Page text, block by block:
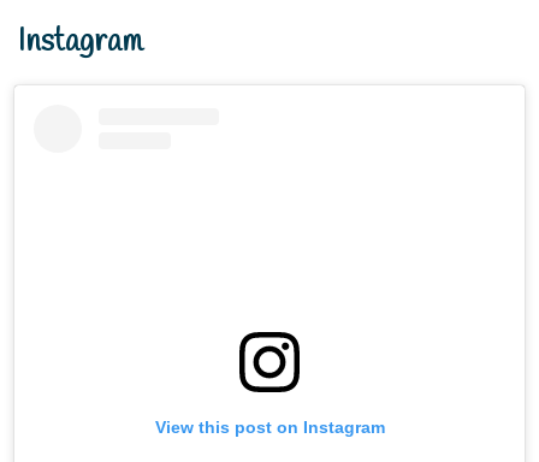
Instagram
View this post on Instagram